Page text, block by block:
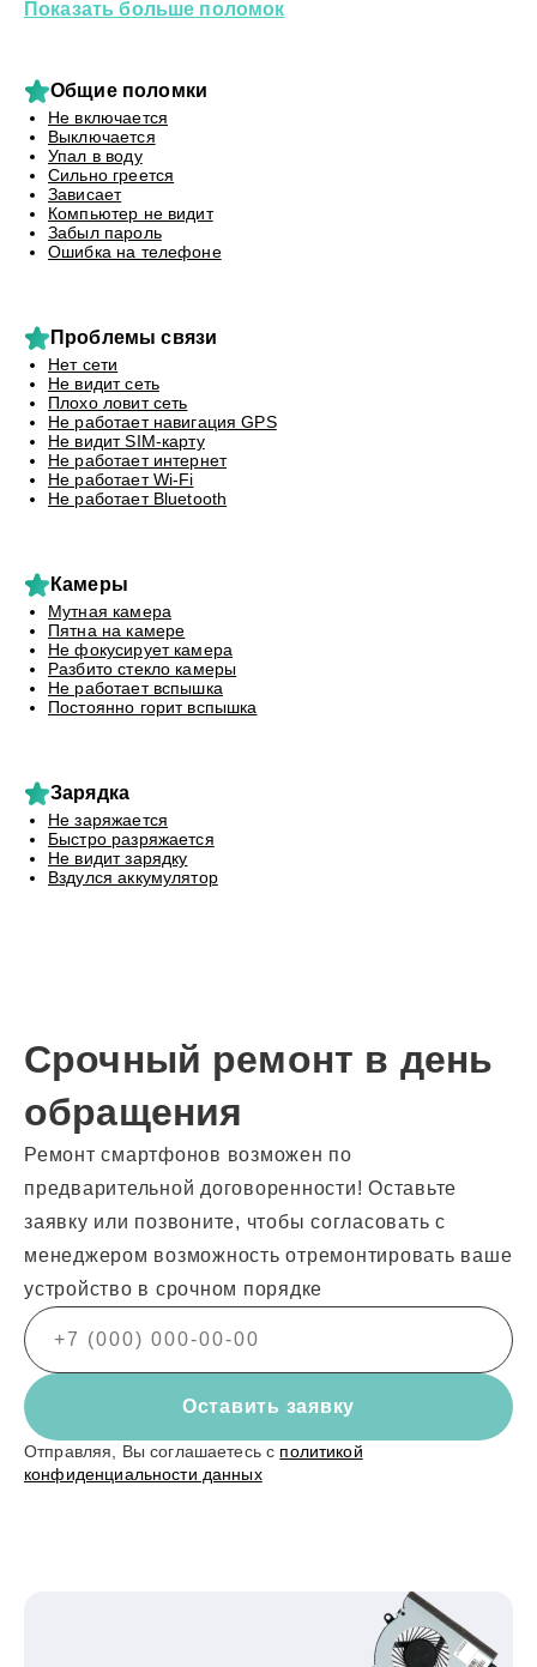
Показать больше поломок
Общие поломки
Не включается
Выключается
Упал в воду
Сильно греется
Зависает
Компьютер не видит
Забыл пароль
Ошибка на телефоне
Проблемы связи
Нет сети
Не видит сеть
Плохо ловит сеть
Не работает навигация GPS
Не видит SIM-карту
Не работает интернет
Не работает Wi-Fi
Не работает Bluetooth
Камеры
Мутная камера
Пятна на камере
Не фокусирует камера
Разбито стекло камеры
Не работает вспышка
Постоянно горит вспышка
Зарядка
Не заряжается
Быстро разряжается
Не видит зарядку
Вздулся аккумулятор
Срочный ремонт в день
обращения
Ремонт смартфонов возможен по
предварительной договоренности! Оставьте
заявку или позвоните, чтобы согласовать с
менеджером возможность отремонтировать ваше
устройство в срочном порядке
Оставить заявку
Отправляя, Вы соглашаетесь с политикой
конфиденциальности данных